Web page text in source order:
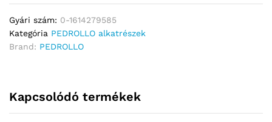
Gyári szám: 0-1614279585
Kategória PEDROLLO alkatrészek
Brand: PEDROLLO
Kapcsolódó termékek